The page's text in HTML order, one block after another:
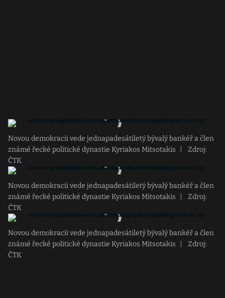
Novou demokracii vede jednapadesátiletý bývalý bankéř a člen
známé řecké politické dynastie Kyriakos Mitsotakis
Zdroj:
ČTK
Novou demokracii vede jednapadesátiletý bývalý bankéř a člen
známé řecké politické dynastie Kyriakos Mitsotakis
Zdroj:
ČTK
Novou demokracii vede jednapadesátiletý bývalý bankéř a člen
známé řecké politické dynastie Kyriakos Mitsotakis
Zdroj:
ČTK